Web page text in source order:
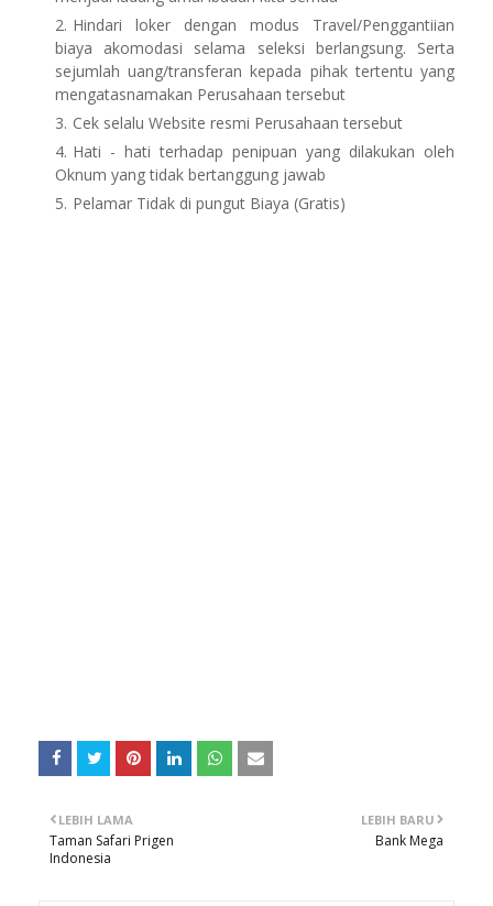
Hindari loker dengan modus Travel/Penggantiian
biaya akomodasi selama seleksi berlangsung. Serta
sejumlah uang/transferan kepada pihak tertentu yang
mengatasnamakan Perusahaan tersebut
Cek selalu Website resmi Perusahaan tersebut
Hati - hati terhadap penipuan yang dilakukan oleh
Oknum yang tidak bertanggung jawab
Pelamar Tidak di pungut Biaya (Gratis)
LEBIH BARU
Bank Mega
LEBIH LAMA
Taman Safari Prigen
Indonesia